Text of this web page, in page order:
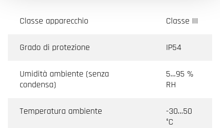
Classe apparecchio Classe III
Grado di protezione IP54
Umidità ambiente (senza
condensa)
5…95 %
RH
Temperatura ambiente
-30…50
°C